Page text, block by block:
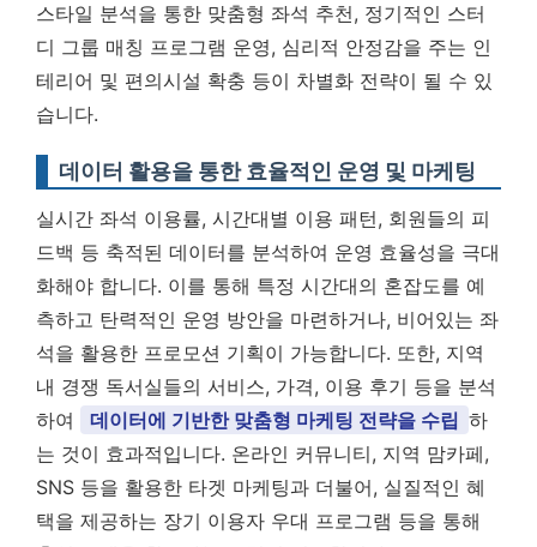
스타일 분석을 통한 맞춤형 좌석 추천, 정기적인 스터
디 그룹 매칭 프로그램 운영, 심리적 안정감을 주는 인
테리어 및 편의시설 확충 등이 차별화 전략이 될 수 있
습니다.
데이터 활용을 통한 효율적인 운영 및 마케팅
실시간 좌석 이용률, 시간대별 이용 패턴, 회원들의 피
드백 등 축적된 데이터를 분석하여 운영 효율성을 극대
화해야 합니다. 이를 통해 특정 시간대의 혼잡도를 예
측하고 탄력적인 운영 방안을 마련하거나, 비어있는 좌
석을 활용한 프로모션 기획이 가능합니다. 또한, 지역
내 경쟁 독서실들의 서비스, 가격, 이용 후기 등을 분석
하여
데이터에 기반한 맞춤형 마케팅 전략을 수립 하
는 것이 효과적입니다. 온라인 커뮤니티, 지역 맘카페,
SNS 등을 활용한 타겟 마케팅과 더불어, 실질적인 혜
택을 제공하는 장기 이용자 우대 프로그램 등을 통해